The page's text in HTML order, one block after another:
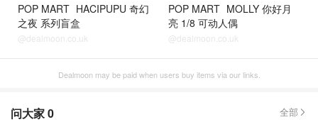
POP MART HACIPUPU 奇幻
之夜 系列盲盒
@dealmoon.co.uk
POP MART MOLLY 你好月
亮 1/8 可动人偶
@dealmoon.co.uk
Dealmoon may be paid when users buy items via our links.
问大家0 全部